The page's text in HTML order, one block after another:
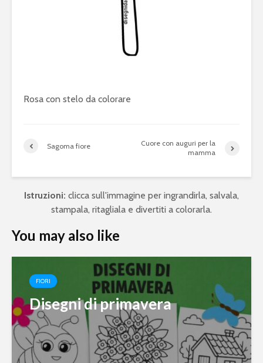
Rosa con stelo da colorare
Sagoma fiore
Cuore con auguri per la
mamma
Istruzioni: clicca sull'immagine per ingrandirla, salvala,
stampala, ritagliala e divertiti a colorarla.
You may also like
FIORI
Disegni di primavera